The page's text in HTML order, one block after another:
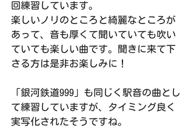
回練習しています。
楽しいノリのところと綺麗なところが
あって、音も厚くて聞いていても吹い
ていても楽しい曲です。聞きに来て下
さる方は是非お楽しみに！
「銀河鉄道999」も同じく駅音の曲とし
て練習していますが、タイミング良く
実写化されたそうですね。